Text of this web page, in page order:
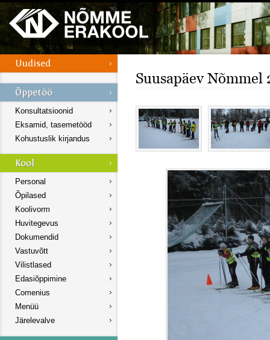
Konsultatsioonid
Eksamid, tasemetööd
Kohustuslik kirjandus
Personal
Õpilased
Koolivorm
Huvitegevus
Dokumendid
Vastuvõtt
Vilistlased
Edasiõppimine
Comenius
Menüü
Järelevalve
Suusapäev Nõmmel